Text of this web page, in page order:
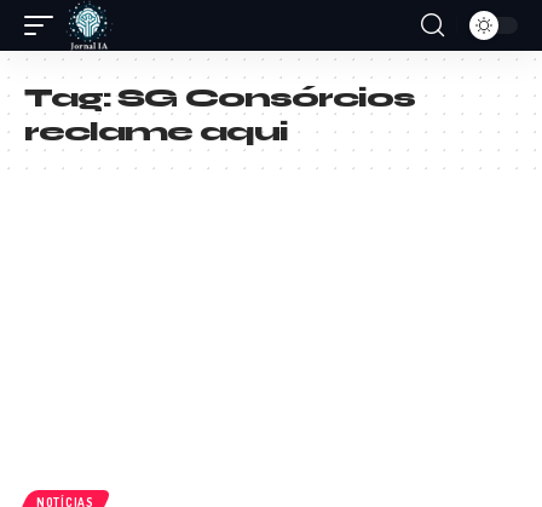
Tag:SG Consórcios
reclame aqui
NOTÍCIAS